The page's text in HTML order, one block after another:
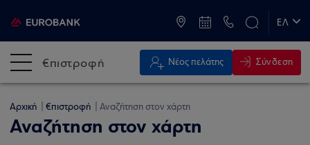
ΕΛ
€πιστροφή Νέος πελάτης Σύνδεση
Αρχική €πιστροφή Αναζήτηση στον χάρτη
Αναζήτηση στον χάρτη